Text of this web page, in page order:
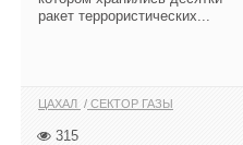
ракет террористических...
ЦАХАЛ СЕКТОР ГАЗЫ
315